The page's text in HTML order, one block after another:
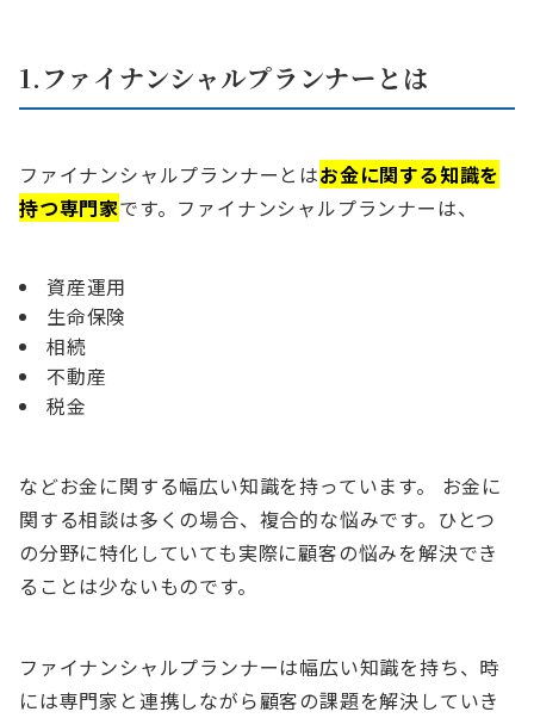
1.ファイナンシャルプランナーとは
ファイナンシャルプランナーとはお金に関する知識を
持つ専門家です。ファイナンシャルプランナーは、
資産運用
生命保険
相続
不動産
税金
などお金に関する幅広い知識を持っています。 お金に
関する相談は多くの場合、複合的な悩みです。ひとつ
の分野に特化していても実際に顧客の悩みを解決でき
ることは少ないものです。
ファイナンシャルプランナーは幅広い知識を持ち、時
には専門家と連携しながら顧客の課題を解決していき